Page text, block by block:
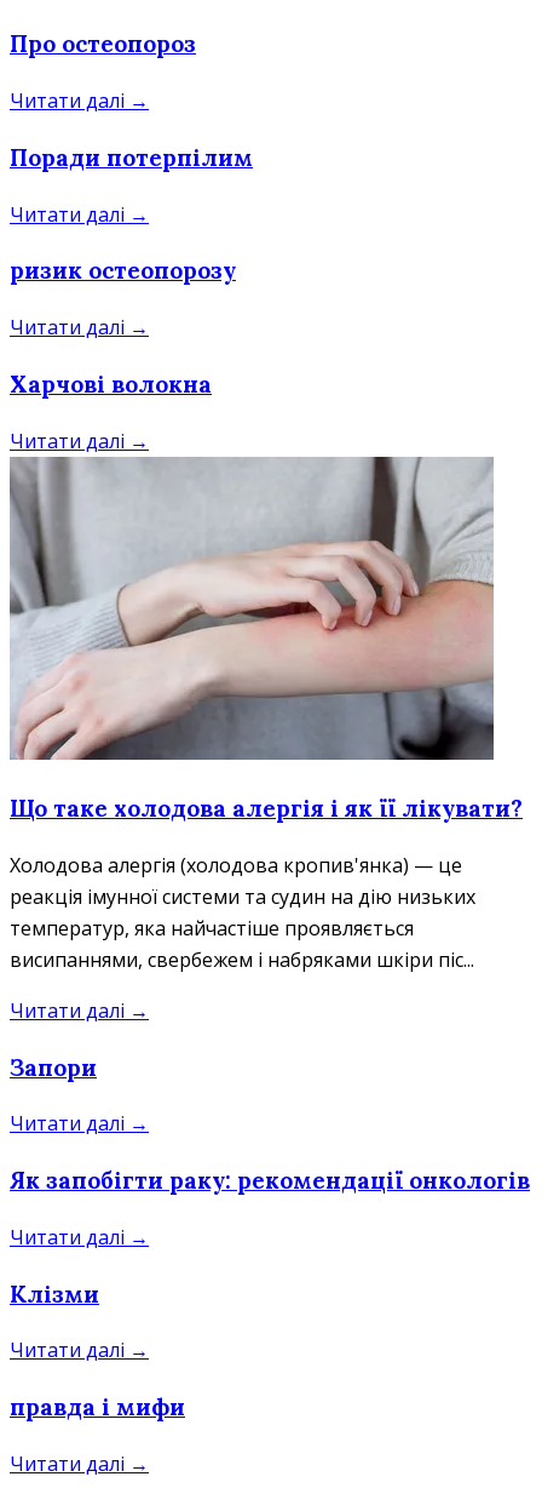
Про остеопороз
Читати далі →
Поради потерпілим
Читати далі →
ризик остеопорозу
Читати далі →
Харчові волокна
Читати далі →
Що таке холодова алергія і як її лікувати?
Холодова алергія (холодова кропив'янка) — це
реакція імунної системи та судин на дію низьких
температур, яка найчастіше проявляється
висипаннями, свербежем і набряками шкіри піс...
Читати далі →
Запори
Читати далі →
Як запобігти раку: рекомендації онкологів
Читати далі →
Клізми
Читати далі →
правда і мифи
Читати далі →